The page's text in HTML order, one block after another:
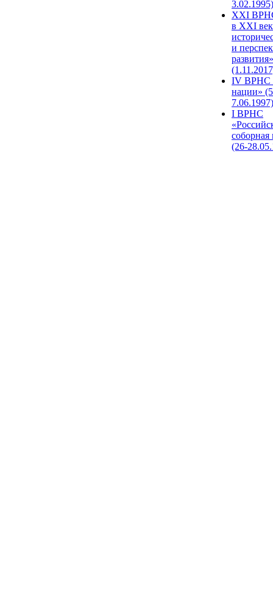
3.02.1995)
XХI
в XXI
и
развития»
IV ВРНС
нации»
7.06.1997)
I ВРНС
(26-